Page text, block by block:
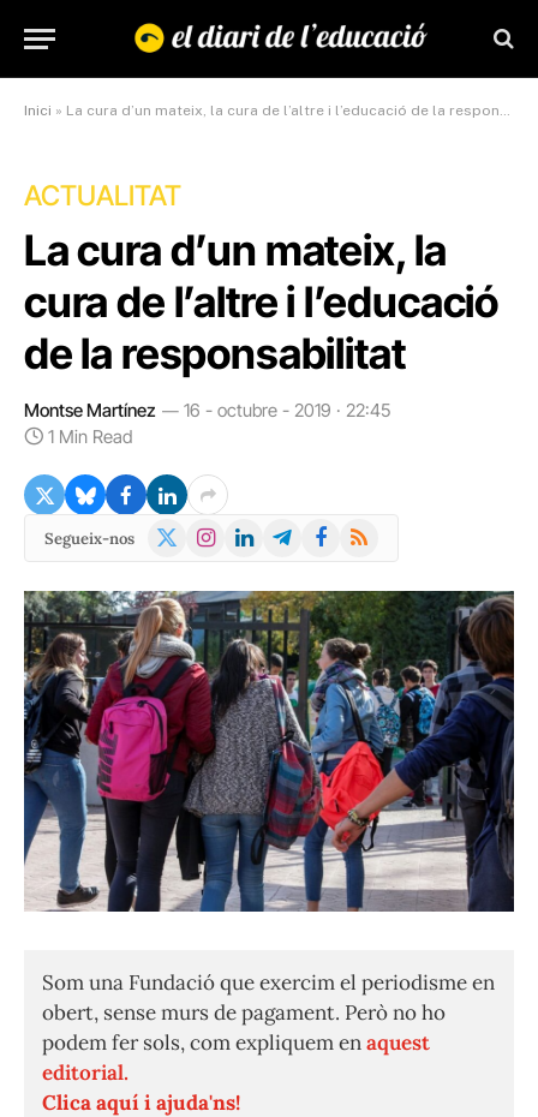
Inici » La cura d’un mateix, la cura de l’altre i l’educació de la responsabilitat
ACTUALITAT
La cura d’un mateix, la
cura de l’altre i l’educació
de la responsabilitat
Montse Martínez
16 - octubre - 2019 · 22:45
1 Min Read
Segueix-nos
X
Instagram
LinkedInTelegramFacebook
RSS
Som una Fundació que exercim el periodisme en
obert, sense murs de pagament. Però no ho
podem fer sols, com expliquem enaquest
editorial.
Clica aquí i ajuda'ns!